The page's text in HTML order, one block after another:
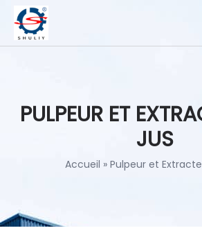
PULPEUR ET
JUS
Accueil » Pulpeur et